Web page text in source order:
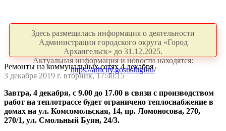
Здесь размещалась информация о деятельности
Администрации городского округа «Город
Архангельск» до 31.12.2025.
Актуальная информация и новости находятся:
https://arhcity.gosuslugi.ru/
Ремонты на коммунальных сетях 4 декабря
3 декабря 2019 г. вторник, 17:40:15
Завтра, 4 декабря, с 9.00 до 17.00 в связи с производством
работ на теплотрассе будет ограничено теплоснабжение в
домах на ул. Комсомольская, 14, пр. Ломоносова, 270,
270/1, ул. Смольный Буян, 24/3.